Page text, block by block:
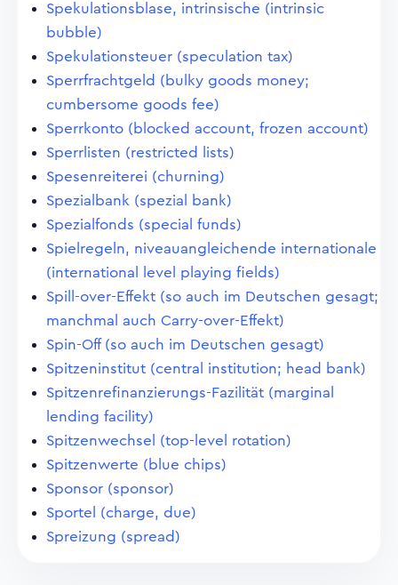
Spekulationsblase, intrinsische (intrinsic
bubble)
Spekulationsteuer (speculation tax)
Sperrfrachtgeld (bulky goods money;
cumbersome goods fee)
Sperrkonto (blocked account, frozen account)
Sperrlisten (restricted lists)
Spesenreiterei (churning)
Spezialbank (spezial bank)
Spezialfonds (special funds)
Spielregeln, niveauangleichende internationale
(international level playing fields)
Spill-over-Effekt (so auch im Deutschen gesagt;
manchmal auch Carry-over-Effekt)
Spin-Off (so auch im Deutschen gesagt)
Spitzeninstitut (central institution; head bank)
Spitzenrefinanzierungs-Fazilität (marginal
lending facility)
Spitzenwechsel (top-level rotation)
Spitzenwerte (blue chips)
Sponsor (sponsor)
Sportel (charge, due)
Spreizung (spread)